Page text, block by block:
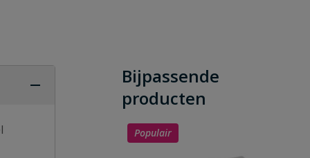
Bijpassende
producten
Populair